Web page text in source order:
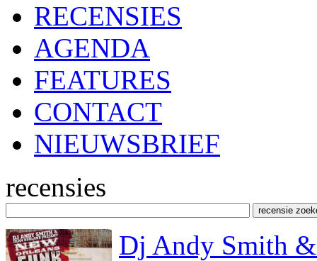
RECENSIES
AGENDA
FEATURES
CONTACT
NIEUWSBRIEF
recensies
Dj Andy Smith &